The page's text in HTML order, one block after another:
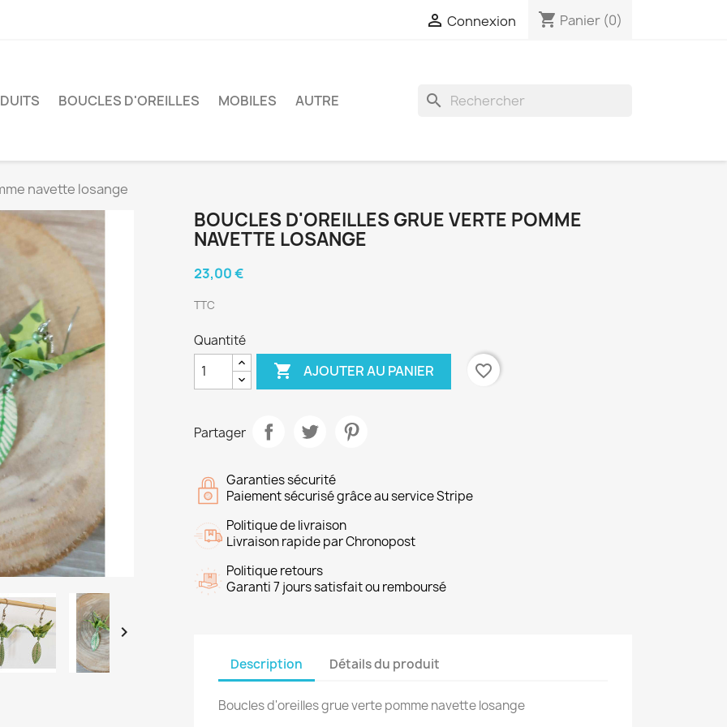
 Connexion shopping_cart Panier (0)
BOUCLES D'OREILLES MOBILES AUTRE search
navette losange

BOUCLES D'OREILLES GRUE VERTE POMME
NAVETTE LOSANGE
23,00 €
TTC
Quantité
 AJOUTER AU PANIER favorite_border
Partager
Garanties sécurité
Paiement sécurisé grâce au service Stripe
Politique de livraison
Livraison rapide par Chronopost
Politique retours
Garanti 7 jours satisfait ou remboursé
Description Détails du produit
Boucles d'oreilles grue verte pomme navette losange